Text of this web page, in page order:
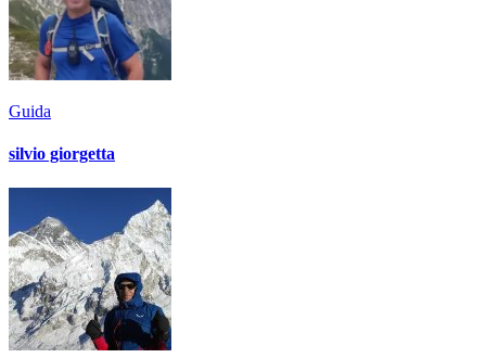
Guida
silvio giorgetta